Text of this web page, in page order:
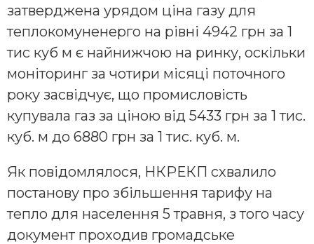
затверджена урядом ціна газу для
теплокомуненерго на рівні 4942 грн за 1
тис куб м є найнижчою на ринку, оскільки
моніторинг за чотири місяці поточного
року засвідчує, що промисловість
купувала газ за ціною від 5433 грн за 1 тис.
куб. м до 6880 грн за 1 тис. куб. м.
Як повідомлялося, НКРЕКП схвалило
постанову про збільшення тарифу на
тепло для населення 5 травня, з того часу
документ проходив громадське